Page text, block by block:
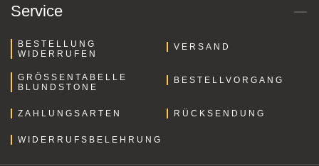
Service
BESTELLUNG
WIDERRUFEN
VERSAND
GRÖSSENTABELLE B
LUNDSTONE
BESTELLVORGANG
ZAHLUNGSARTEN RÜCKSENDUNG
WIDERRUFSBELEHRUNG